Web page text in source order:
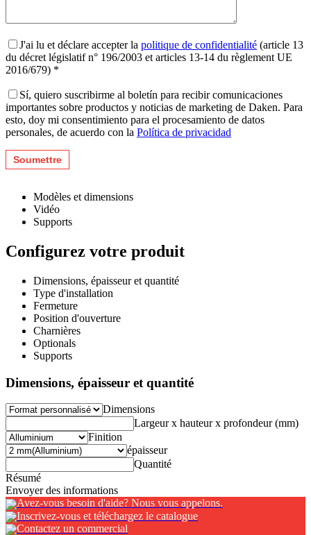
J'ai lu et déclare accepter la politique de confidentialité (article 13
du décret législatif n° 196/2003 et articles 13-14 du règlement UE
2016/679) *
Sí, quiero suscribirme al boletín para recibir comunicaciones
importantes sobre productos y noticias de marketing de Daken. Para
esto, doy mi consentimiento para el procesamiento de datos
personales, de acuerdo con la Política de privacidad
Modèles et dimensions
Vidéo
Supports
Configurez votre produit
Dimensions, épaisseur et quantité
Type d'installation
Fermeture
Position d'ouverture
Charnières
Optionals
Supports
Dimensions, épaisseur et quantité
Dimensions
Largeur x hauteur x profondeur (mm)
Finition
épaisseur
Quantité
Résumé
Envoyer des informations
Avez-vous besoin d'aide? Nous vous appelons.
Inscrivez-vous et téléchargez le catalogue
Contactez un commercial